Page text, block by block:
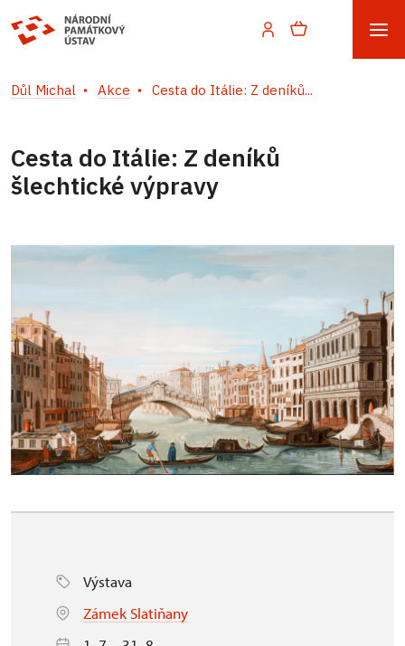
Důl Michal Akce Cesta do Itálie: Z deníků...
Cesta do Itálie: Z deníků
šlechtické výpravy
Výstava
Zámek Slatiňany